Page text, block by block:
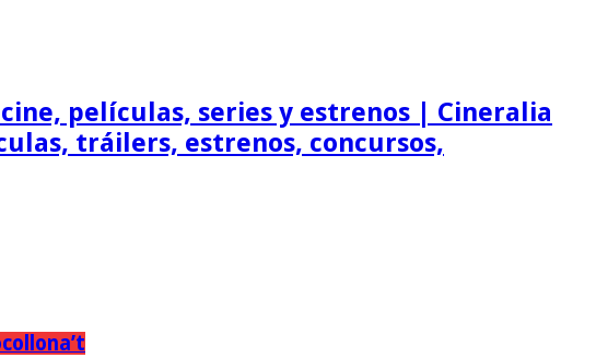
películas, series y estrenos | Cineralia
tráilers, estrenos, concursos,